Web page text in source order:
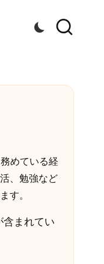
めている経
、勉強など
す。
まれてい